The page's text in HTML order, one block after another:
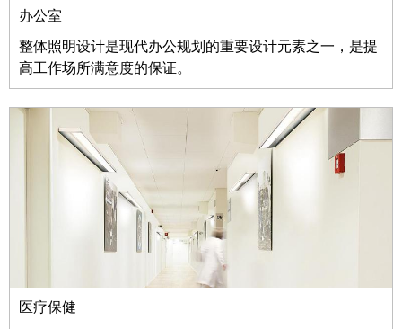
办公室
整体照明设计是现代办公规划的重要设计元素之一，是提
高工作场所满意度的保证。
医疗保健